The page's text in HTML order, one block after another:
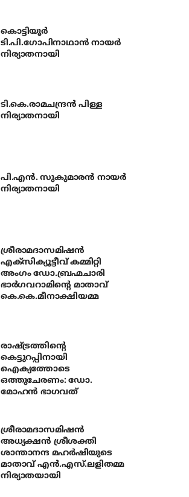
കൊട്ടിയൂര്‍
ടി.പി.ഗോപിനാഥാന്‍ നായര്‍
നിര്യാതനായി
ടി.കെ.രാമചന്ദ്രന്‍ പിള്ള
നിര്യാതനായി
പി.എന്‍. സുകുമാരന്‍ നായര്‍
നിര്യാതനായി
ശ്രീരാമദാസമിഷന്‍
എക്‌സിക്യൂട്ടീവ് കമ്മിറ്റി
അംഗം ഡോ.ബ്രഹ്മചാരി
ഭാര്‍ഗവറാമിന്റെ മാതാവ്
കെ.കെ.മീനാക്ഷിയമ്മ
രാഷ്ട്രത്തിന്റെ
കെട്ടുറപ്പിനായി
ഐക്യത്തോടെ
ഒത്തുചേരണം: ഡോ.
മോഹന്‍ ഭാഗവത്
ശ്രീരാമദാസമിഷന്‍
അധ്യക്ഷന്‍ ശ്രീശക്തി
ശാന്താനന്ദ മഹര്‍ഷിയുടെ
മാതാവ് എന്‍.എസ്.ലളിതമ്മ
നിര്യാതയായി